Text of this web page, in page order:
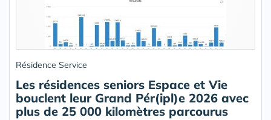
Résidence Service
Les résidences seniors Espace et Vie
bouclent leur Grand Pér(ipl)e 2026 avec
plus de 25 000 kilomètres parcourus